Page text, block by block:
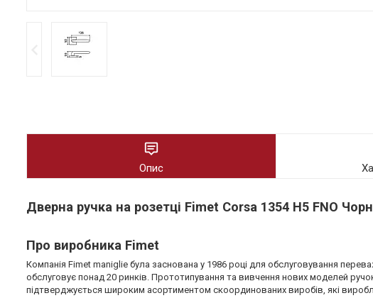
Опис
Дверна ручка на розетці Fimet Corsa 1354 H5 FNO
Про виробника Fimet
Компанія Fimet maniglie була заснована у 1986 році для обслуговування
обслуговує понад 20 ринків. Прототипування та вивчення нових моделей
підтверджується широким асортиментом скоординованих виробів, які